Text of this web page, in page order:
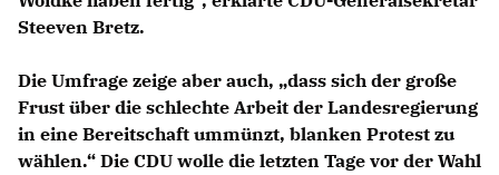
Steeven Bretz.
Die Umfrage zeige aber auch, „dass sich der große
Frust über die schlechte Arbeit der Landesregierung
in eine Bereitschaft ummünzt, blanken Protest zu
wählen.“ Die CDU wolle die letzten Tage vor der Wahl